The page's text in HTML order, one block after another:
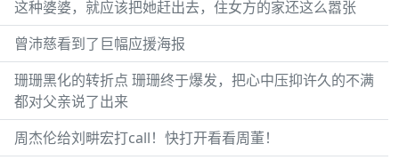
这种婆婆，就应该把她赶出去，住女方的家还这么嚣张
曾沛慈看到了巨幅应援海报
珊珊黑化的转折点 珊珊终于爆发，把心中压抑许久的不满
都对父亲说了出来
周杰伦给刘畊宏打call！快打开看看周董！